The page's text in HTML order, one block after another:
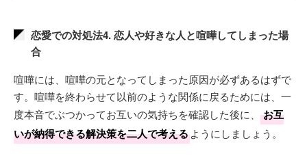
恋愛での対処法4. 恋人や好きな人と喧嘩してしまった場
合
喧嘩には、喧嘩の元となってしまった原因が必ずあるはずで
す。喧嘩を終わらせて以前のような関係に戻るためには、一
度本音でぶつかってお互いの気持ちを確認した後に、
お互
いが納得できる解決策を二人で考えるようにしましょう。